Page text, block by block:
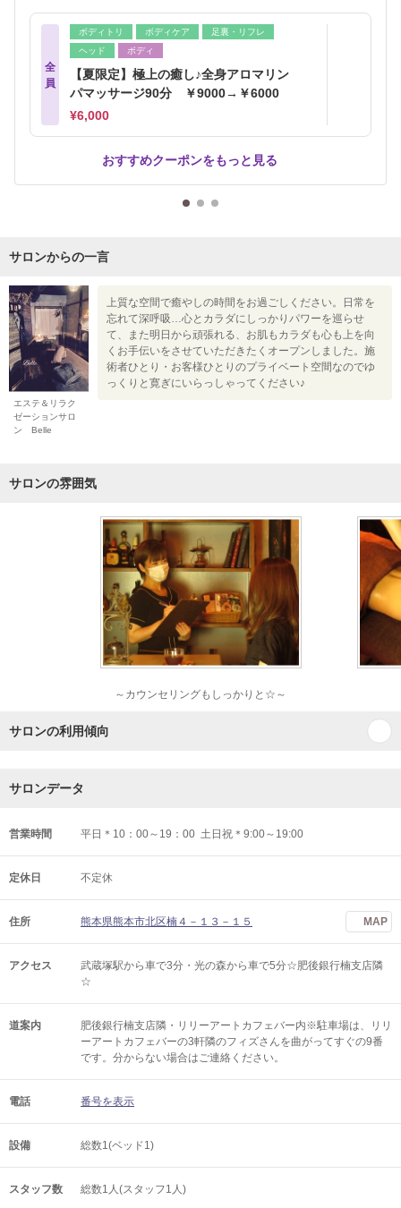
全
員
ボディトリ ボディケア
足裏・リフレ
ヘッド
ボディ
【夏限定】極上の癒し♪全身アロマリン
パマッサージ90分 ￥9000→￥6000
¥6,000
おすすめクーポンをもっと見る
サロンからの一言
エステ＆リラク
ゼーションサロ
ン Belle
上質な空間で癒やしの時間をお過ごしください。日常を
忘れて深呼吸…心とカラダにしっかりパワーを巡らせ
て、また明日から頑張れる、お肌もカラダも心も上を向
くお手伝いをさせていただきたくオープンしました。施
術者ひとり・お客様ひとりのプライベート空間なのでゆ
っくりと寛ぎにいらっしゃってください♪
サロンの雰囲気
～カウンセリングもしっかりと☆～
サロンの利用傾向
サロンデータ
営業時間 平日＊10：00～19：00 土日祝＊9:00～19:00
定休日 不定休
住所 熊本県熊本市北区楠４－１３－１５ MAP
アクセス
武蔵塚駅から車で3分・光の森から車で5分☆肥後銀行楠支店隣
☆
道案内
肥後銀行楠支店隣・リリーアートカフェバー内※駐車場は、リリ
ーアートカフェバーの3軒隣のフィズさんを曲がってすぐの9番
です。分からない場合はご連絡ください。
電話 番号を表示
設備 総数1(ベッド1)
スタッフ数 総数1人(スタッフ1人)